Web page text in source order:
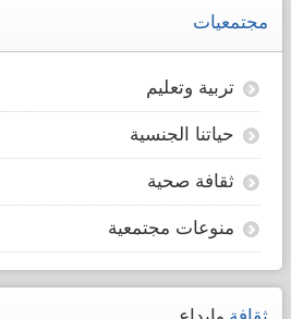
مجتمعيات
تربية وتعليم
حياتنا الجنسية
ثقافة صحية
منوعات مجتمعية